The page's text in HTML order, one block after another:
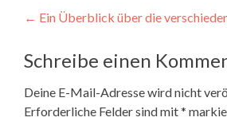
← Ein Überblick über die
Schreibe einen
Deine E-Mail-Adresse wird nicht
Erforderliche Felder sind mit*